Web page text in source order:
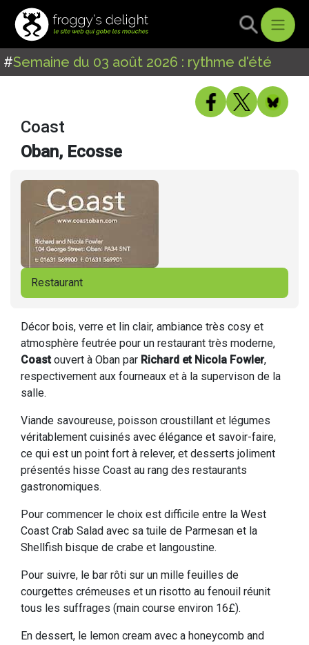
#Semaine du 03 août 2026 : rythme d'été
Coast
Oban, Ecosse
Restaurant
Décor bois, verre et lin clair, ambiance très cosy et
atmosphère feutrée pour un restaurant très moderne,
Coastouvert à Oban par Richard et Nicola Fowler,
respectivement aux fourneaux et à la supervison de la
salle.
Viande savoureuse, poisson croustillant et légumes
véritablement cuisinés avec élégance et savoir-faire,
ce qui est un point fort à relever, et desserts joliment
présentés hisse Coast au rang des restaurants
gastronomiques.
Pour commencer le choix est difficile entre la West
Coast Crab Salad avec sa tuile de Parmesan et la
Shellfish bisque de crabe et langoustine.
Pour suivre, le bar rôti sur un mille feuilles de
courgettes crémeuses et un risotto au fenouil réunit
tous les suffrages (main course environ 16£).
En dessert, le lemon cream avec a honeycomb and